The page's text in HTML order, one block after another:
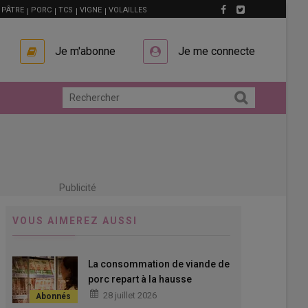
PÂTRE PORC TCS VIGNE VOLAILLES
Je m'abonne Je me connecte
Publicité
VOUS AIMEREZ AUSSI
La consommation de viande de
porc repart à la hausse
28 juillet 2026